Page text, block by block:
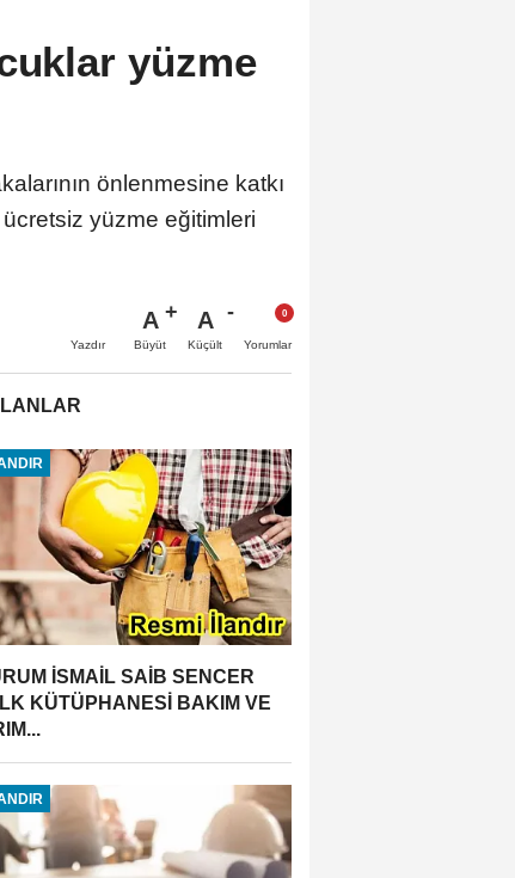
yüzme
önlenmesine katkı
yüzme eğitimleri
Yazdır
A
Büyüt
A
Küçült Yorumlar
İSMAİL SAİB SENCER
KÜTÜPHANESİ BAKIM VE